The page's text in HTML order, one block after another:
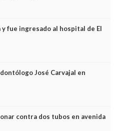
fue ingresado al hospital de El
José Carvajal en
contra dos tubos en avenida